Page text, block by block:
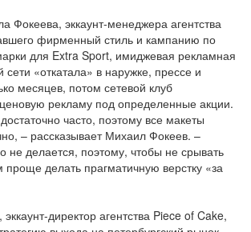
Фокеева, эккаунт-менеджера агентства
фирменный стиль и кампанию по
для Extra Sport, имиджевая рекламная
сети «откатала» в наружке, прессе и
месяцев, потом сетевой клуб
рекламу под определенные акции.
часто, поэтому все макеты
– рассказывает Михаил Фокеев. –
не делается, поэтому, чтобы не срывать
делать прагматичную верстку «за
директор агентства Piece of Cake,